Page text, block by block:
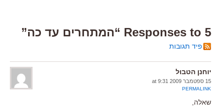
5 Responses to “המתחרים עד כה”
פיד תגובות
יוחנן הטבול
15 ספטמבר 2009 at 9:31
PERMALINK
שאלה,